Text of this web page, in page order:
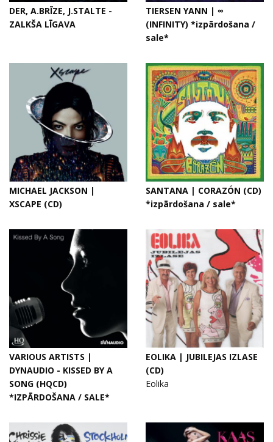
DER, A.BRĪZE, J.STALTE -
ZALKŠA LĪGAVA
TIERSEN YANN | ∞
(INFINITY) *izpārdošana /
sale*
MICHAEL JACKSON |
XSCAPE (CD)
SANTANA | CORAZÓN (CD)
*izpārdošana / sale*
VARIOUS ARTISTS |
DYNAUDIO - KISSED BY A
SONG (HQCD)
*IZPĀRDOŠANA / SALE*
EOLIKA | JUBILEJAS IZLASE
(CD)
Eolika